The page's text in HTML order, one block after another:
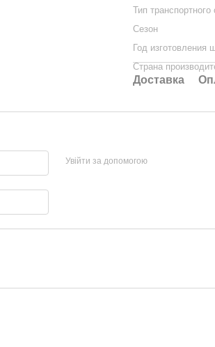
Тип транспортного
Сезон
Год изготовления
Страна
Доставка
Увійти за допомогою